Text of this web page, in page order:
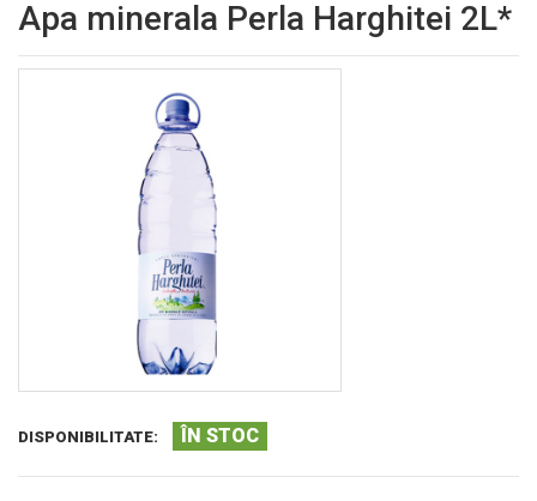
Apa minerala Perla Harghitei 2L*
DISPONIBILITATE: ÎN STOC